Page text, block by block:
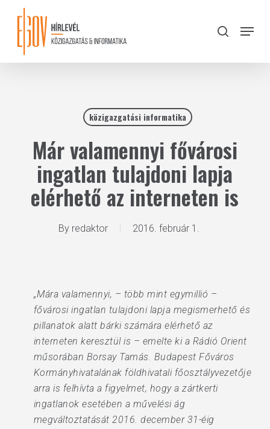
content
search
Menu
közigazgatási informatika
Már valamennyi fővárosi
ingatlan tulajdoni lapja
elérhető az interneten is
By redaktor 2016. február 1.
„Mára valamennyi, – több mint egymillió –
fővárosi ingatlan tulajdoni lapja megismerhető és
pillanatok alatt bárki számára elérhető az
interneten keresztül is – emelte ki a Rádió Orient
műsorában Borsay Tamás. Budapest Főváros
Kormányhivatalának földhivatali főosztályvezetője
arra is felhívta a figyelmet, hogy a zártkerti
ingatlanok esetében a művelési ág
megváltoztatását 2016. december 31-éig
Close